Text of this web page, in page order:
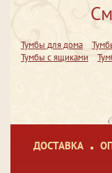
Тумбы для дома
Тумбы с ящиками
ДОСТАВКА